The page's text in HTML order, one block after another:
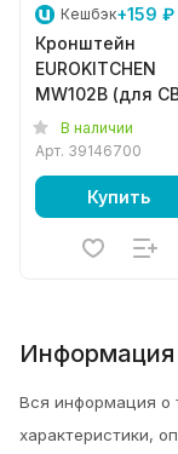
Кешбэк+159 ₽
Кронштейн
EUROKITCHEN
MW102B (для
В наличии
Арт. 39146700
Купить
Информация
Вся информация о
характеристики,